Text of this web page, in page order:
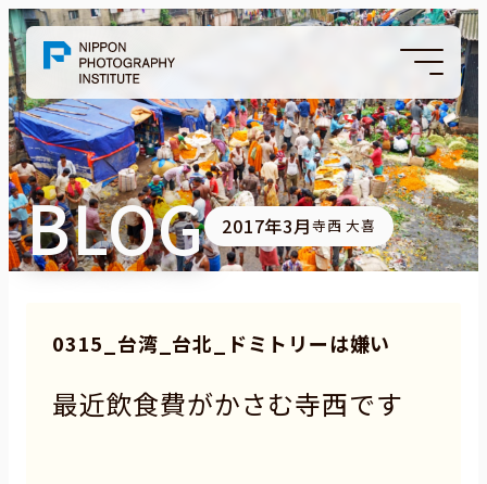
BLOG 2017年3月寺西 大喜
0315_台湾_台北_ドミトリーは嫌い
最近飲食費がかさむ寺西です